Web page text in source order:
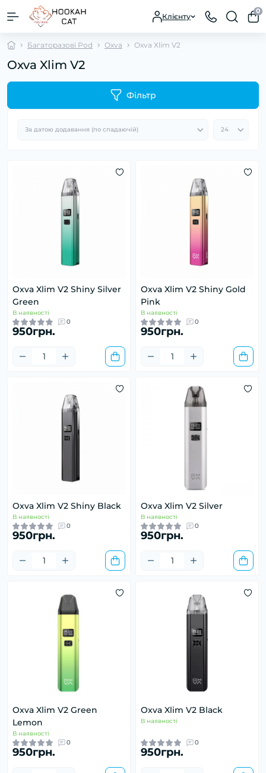
Клієнту
0
Багаторазові Pod Oxva Oxva Xlim V2
Oxva Xlim V2
Фільтр
Oxva Xlim V2 Shiny Silver
Green
В наявності
0
950грн.
Oxva Xlim V2 Shiny Gold
Pink
В наявності
0
950грн.
Oxva Xlim V2 Shiny Black
В наявності
0
950грн.
Oxva Xlim V2 Silver
В наявності
0
950грн.
Oxva Xlim V2 Green
Lemon
В наявності
0
950грн.
Oxva Xlim V2 Black
В наявності
0
950грн.